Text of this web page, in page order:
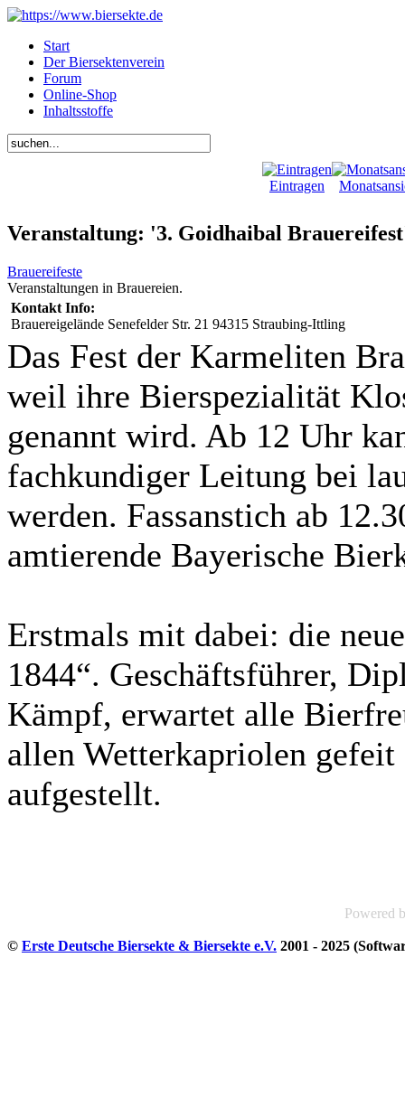
Start
Der Biersektenverein
Forum
Online-Shop
Inhaltsstoffe
Eintragen
Veranstaltung: '3. Goidhaibal
Brauereifeste
Veranstaltungen in Brauereien.
Kontakt Info:
Brauereigelände Senefelder Str. 21 94315 Straubing-Ittling
Das Fest der Karmeliten
weil ihre Bierspezialität
genannt wird. Ab 12 Uhr
fachkundiger Leitung bei
werden. Fassanstich ab
amtierende Bayerische
Erstmals mit dabei: die
1844“. Geschäftsführer,
Kämpf, erwartet alle
allen Wetterkapriolen
aufgestellt.
Powered
© Erste Deutsche Biersekte & Biersekte e.V. 2001 - 2025